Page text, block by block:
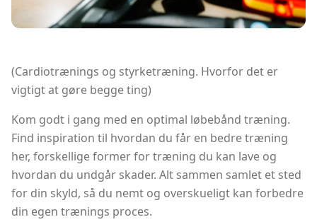
(Cardiotrænings og styrketræning. Hvorfor det er
vigtigt at gøre begge ting)
Kom godt i gang med en optimal løbebånd træning.
Find inspiration til hvordan du får en bedre træning
her, forskellige former for træning du kan lave og
hvordan du undgår skader. Alt sammen samlet et sted
for din skyld, så du nemt og overskueligt kan forbedre
din egen trænings proces.